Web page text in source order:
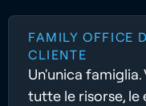
FAMILY OFFICE
CLIENTE
Un'unica
tutte le risorse, le